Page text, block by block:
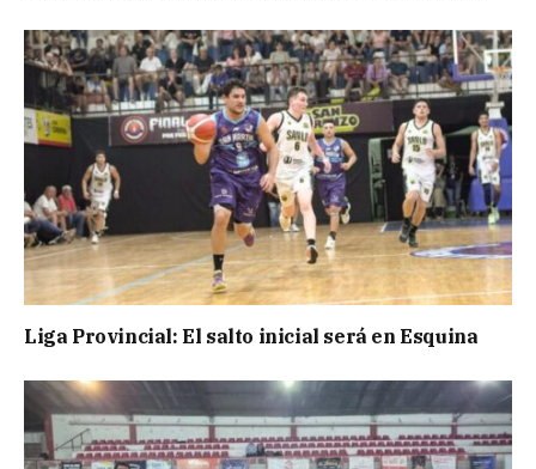
Liga Provincial: El salto inicial será en Esquina